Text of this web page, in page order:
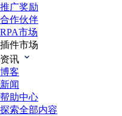
推广奖励
合作伙伴
RPA市场
插件市场
资讯
博客
新闻
帮助中心
探索全部内容